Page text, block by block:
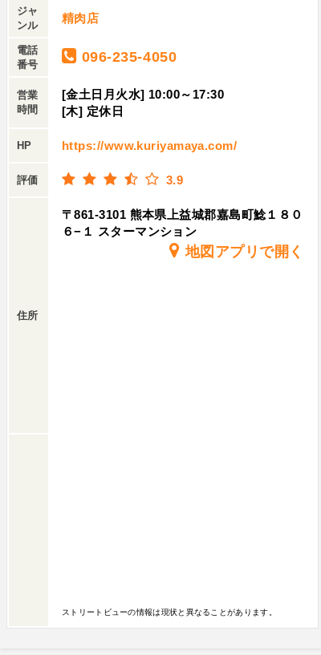
ジャ
ンル
精肉店
電話
番号
096-235-4050
営業
時間
[金土日月火水] 10:00～17:30
[木] 定休日
HP https://www.kuriyamaya.com/
評価 3.9
住所
〒861-3101 熊本県上益城郡嘉島町鯰１８０
６−１ スターマンション
地図アプリで開く
ストリートビューの情報は現状と異なることがあります。